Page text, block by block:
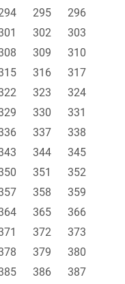
295
296
302
303
309
310
316
317
323
324
330
331
337
338
344
345
351
352
358
359
365
366
372
373
379
380
386
387